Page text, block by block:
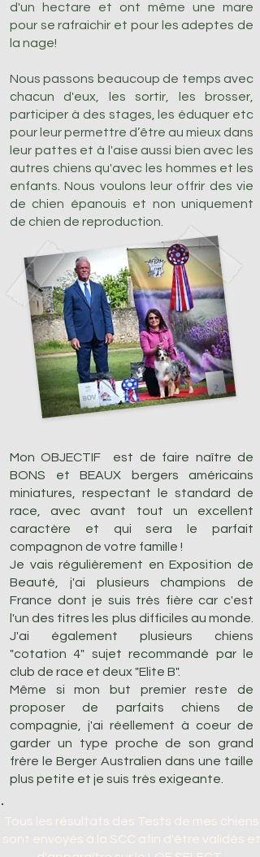
d'un hectare et ont même une mare
pour se rafraichir et pour les adeptes de
la nage!
Nous passons beaucoup de temps avec
chacun d'eux, les sortir, les brosser,
participer à des stages, les éduquer etc
pour leur permettre d’être au mieux dans
leur pattes et à l'aise aussi bien avec les
autres chiens qu'avec les hommes et les
enfants. Nous voulons leur offrir des vie
de chien épanouis et non uniquement
de chien de reproduction.
Mon OBJECTIF est de faire naître de
BONS et BEAUX bergers américains
miniatures, respectant le standard de
race, avec avant tout un excellent
caractère et qui sera le parfait
compagnon de votre famille !
Je vais régulièrement en Exposition de
Beauté, j'ai plusieurs champions de
France dont je suis très fière car c'est
l'un des titres les plus difficiles au monde.
J'ai également plusieurs chiens
"cotation 4" sujet recommandé par le
club de race et deux "Elite B".
Même si mon but premier reste de
proposer de parfaits chiens de
compagnie, j'ai réellement à coeur de
garder un type proche de son grand
frère le Berger Australien dans une taille
plus petite et je suis très exigeante.
Tous les résultats des Tests de mes chiens
sont envoyés à la SCC afin d'être validés et